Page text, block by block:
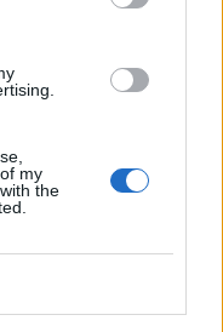
my
the